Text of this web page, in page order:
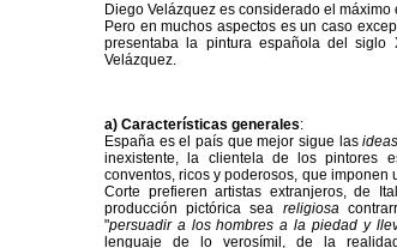
Diego Velázquez es considerado el
Pero en muchos aspectos es un caso
presentaba la pintura española del siglo
Velázquez.
a) Características generales:
España es el país que mejor sigue las
inexistente, la clientela de los pintores
conventos, ricos y poderosos, que imponen
Corte prefieren artistas extranjeros, de
producción pictórica sea religiosa
"persuadir a los hombres a la piedad y
lenguaje de lo verosímil, de la